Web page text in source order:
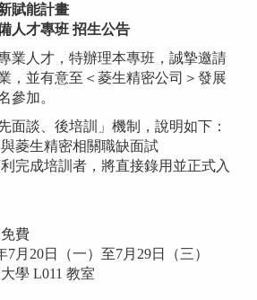
賦能計畫
人才專班 招生公告
業人才，特辦理本專班，誠摯邀請
，並有意至＜菱生精密公司＞發展
參加。
面談、後培訓」機制，說明如下：
菱生精密相關職缺面試
完成培訓者，將直接錄用並正式入
費
月20日（一）至7月29日（三）
學 L011 教室